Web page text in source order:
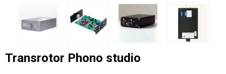
Transrotor Phono studio